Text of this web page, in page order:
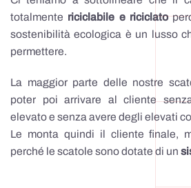
totalmente riciclabile e riciclato
sostenibilità ecologica è un lusso
permettere.
La maggior parte delle nostre
poter poi arrivare al cliente
elevato e senza avere degli elevati
Le monta quindi il cliente finale,
perché le scatole sono dotate di un